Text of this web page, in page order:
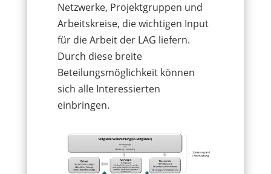
Netzwerke, Projektgruppen und
Arbeitskreise, die wichtigen Input
für die Arbeit der LAG liefern.
Durch diese breite
Beteilungsmöglichkeit können
sich alle Interessierten
einbringen.